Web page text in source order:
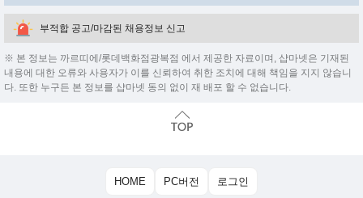
부적합 공고/마감된 채용정보 신고
※ 본 정보는 까르띠에/롯데백화점광복점 에서 제공한 자료이며, 샵마넷은 기재된
내용에 대한 오류와 사용자가 이를 신뢰하여 취한 조치에 대해 책임을 지지 않습니
다. 또한 누구든 본 정보를 샵마넷 동의 없이 재 배포 할 수 없습니다.
HOME PC버전 로그인